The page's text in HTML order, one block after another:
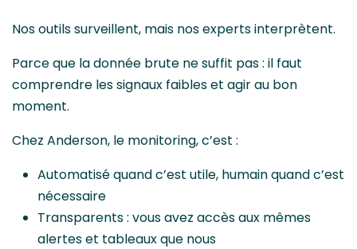
Nos outils surveillent, mais nos experts interprètent.
Parce que la donnée brute ne suffit pas : il faut
comprendre les signaux faibles et agir au bon
moment.
Chez Anderson, le monitoring, c’est :
Automatisé quand c’est utile, humain quand c’est
nécessaire
Transparents : vous avez accès aux mêmes
alertes et tableaux que nous